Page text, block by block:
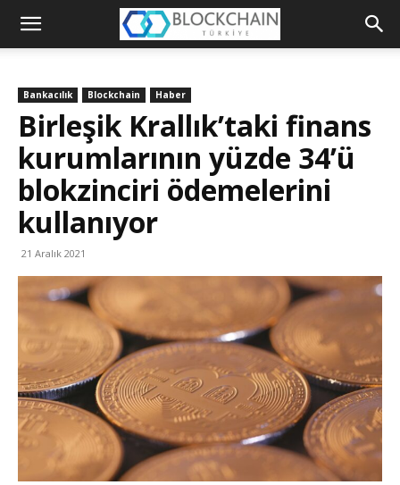
Blockchain
Platformu
Bankacılık Blockchain Haber
Birleşik Krallık’taki finans
kurumlarının yüzde 34’ü
blokzinciri ödemelerini
kullanıyor
21 Aralık 2021